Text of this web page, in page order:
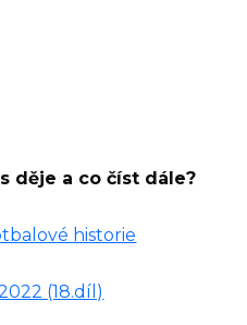
děje a co číst dále?
historie
(18.díl)